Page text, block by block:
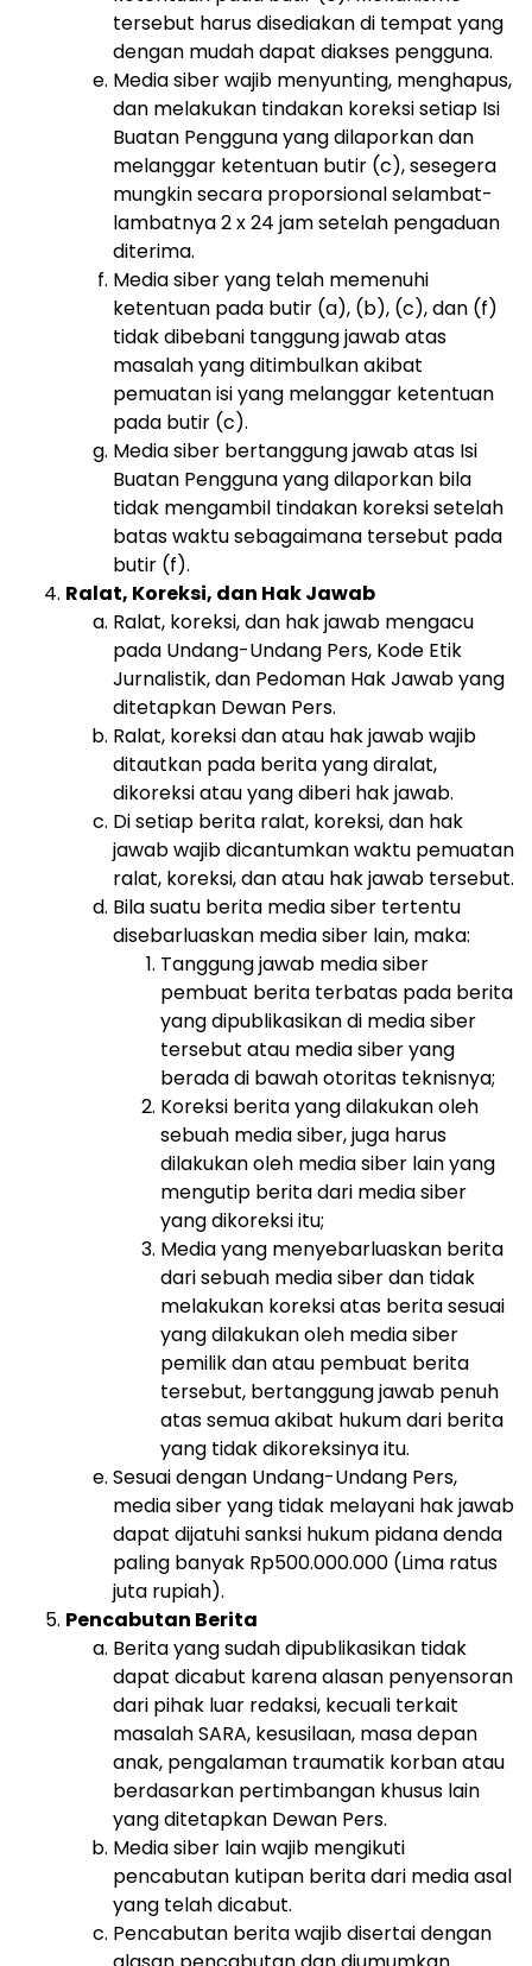
tersebut harus disediakan di tempat yang
dengan mudah dapat diakses pengguna.
Media siber wajib menyunting, menghapus,
dan melakukan tindakan koreksi setiap Isi
Buatan Pengguna yang dilaporkan dan
melanggar ketentuan butir (c), sesegera
mungkin secara proporsional selambat-
lambatnya 2 x 24 jam setelah pengaduan
diterima.
Media siber yang telah memenuhi
ketentuan pada butir (a), (b), (c), dan (f)
tidak dibebani tanggung jawab atas
masalah yang ditimbulkan akibat
pemuatan isi yang melanggar ketentuan
pada butir (c).
Media siber bertanggung jawab atas Isi
Buatan Pengguna yang dilaporkan bila
tidak mengambil tindakan koreksi setelah
batas waktu sebagaimana tersebut pada
butir (f).
Ralat, Koreksi, dan Hak Jawab
Ralat, koreksi, dan hak jawab mengacu
pada Undang-Undang Pers, Kode Etik
Jurnalistik, dan Pedoman Hak Jawab yang
ditetapkan Dewan Pers.
Ralat, koreksi dan atau hak jawab wajib
ditautkan pada berita yang diralat,
dikoreksi atau yang diberi hak jawab.
Di setiap berita ralat, koreksi, dan hak
jawab wajib dicantumkan waktu pemuatan
ralat, koreksi, dan atau hak jawab tersebut.
Bila suatu berita media siber tertentu
disebarluaskan media siber lain, maka:
Tanggung jawab media siber
pembuat berita terbatas pada berita
yang dipublikasikan di media siber
tersebut atau media siber yang
berada di bawah otoritas teknisnya;
Koreksi berita yang dilakukan oleh
sebuah media siber, juga harus
dilakukan oleh media siber lain yang
mengutip berita dari media siber
yang dikoreksi itu;
Media yang menyebarluaskan berita
dari sebuah media siber dan tidak
melakukan koreksi atas berita sesuai
yang dilakukan oleh media siber
pemilik dan atau pembuat berita
tersebut, bertanggung jawab penuh
atas semua akibat hukum dari berita
yang tidak dikoreksinya itu.
Sesuai dengan Undang-Undang Pers,
media siber yang tidak melayani hak jawab
dapat dijatuhi sanksi hukum pidana denda
paling banyak Rp500.000.000 (Lima ratus
juta rupiah).
Pencabutan Berita
Berita yang sudah dipublikasikan tidak
dapat dicabut karena alasan penyensoran
dari pihak luar redaksi, kecuali terkait
masalah SARA, kesusilaan, masa depan
anak, pengalaman traumatik korban atau
berdasarkan pertimbangan khusus lain
yang ditetapkan Dewan Pers.
Media siber lain wajib mengikuti
pencabutan kutipan berita dari media asal
yang telah dicabut.
Pencabutan berita wajib disertai dengan